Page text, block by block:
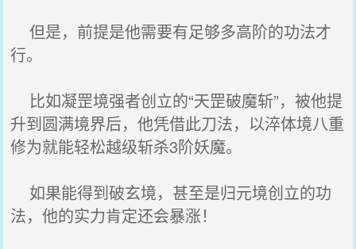
但是，前提是他需要有足够多高阶的功法才
行。
比如凝罡境强者创立的“天罡破魔斩”，被他提
升到圆满境界后，他凭借此刀法，以淬体境八重
修为就能轻松越级斩杀3阶妖魔。
如果能得到破玄境，甚至是归元境创立的功
法，他的实力肯定还会暴涨！